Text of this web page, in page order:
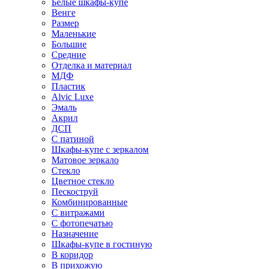
Белые шкафы-купе
Венге
Размер
Маленькие
Большие
Средние
Отделка и материал
МДФ
Пластик
Alvic Luxe
Эмаль
Акрил
ДСП
С патиной
Шкафы-купе с зеркалом
Матовое зеркало
Стекло
Цветное стекло
Пескоструй
Комбинированные
С витражами
С фотопечатью
Назначение
Шкафы-купе в гостиную
В коридор
В прихожую